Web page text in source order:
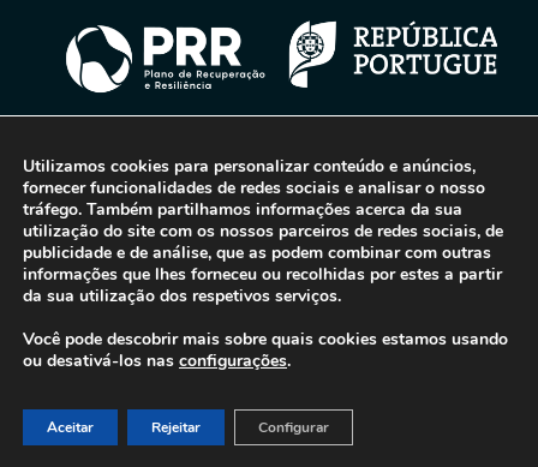
© 2016-2026 - Gonti Contabilidade e Gestão -Política de Privacidade
Livro de Reclamações
Utilizamos cookies para personalizar conteúdo e anúncios,
fornecer funcionalidades de redes sociais e analisar o nosso
tráfego. Também partilhamos informações acerca da sua
utilização do site com os nossos parceiros de redes sociais, de
publicidade e de análise, que as podem combinar com outras
informações que lhes forneceu ou recolhidas por estes a partir
da sua utilização dos respetivos serviços.
Você pode descobrir mais sobre quais cookies estamos usando
ou desativá-los nas configurações.
Aceitar Rejeitar Configurar